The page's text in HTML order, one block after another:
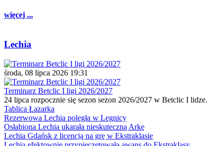
więcej ...
Lechia
środa, 08 lipca 2026 19:31
Terminarz Betclic I ligi 2026/2027
24 lipca rozpocznie się sezon sezon 2026/2027 w Betclic I lidze.
Tablica Łazarka
Rezerwowa Lechia poległa w Legnicy
Osłabiona Lechia ukarała nieskuteczną Arkę
Lechia Gdańsk z licencją na grę w Ekstraklasie